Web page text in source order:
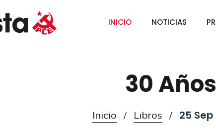
INICIO NOTICIAS
30
Inicio / Libros / 25